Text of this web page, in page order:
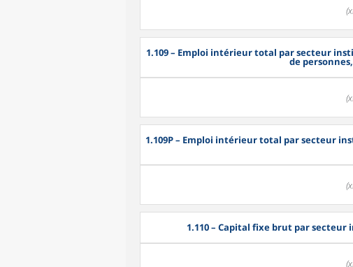
1.109– Emploi intérieur total par secteur
de
1.109P– Emploi intérieur total par secteur
1.110– Capital fixe brut par secteur